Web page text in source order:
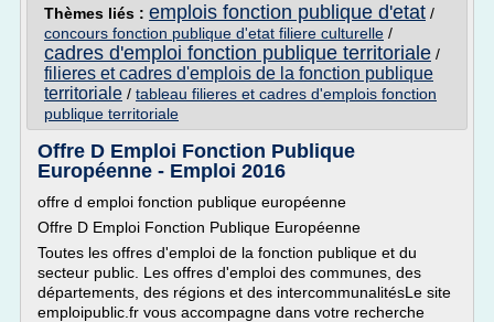
Thèmes liés : emplois fonction publique d'etat /
concours fonction publique d'etat filiere culturelle /
cadres d'emploi fonction publique territoriale /
filieres et cadres d'emplois de la fonction publique
territoriale / tableau filieres et cadres d'emplois fonction
publique territoriale
Offre D Emploi Fonction Publique
Européenne - Emploi 2016
offre d emploi fonction publique européenne
Offre D Emploi Fonction Publique Européenne
Toutes les offres d'emploi de la fonction publique et du
secteur public. Les offres d'emploi des communes, des
départements, des régions et des intercommunalitésLe site
emploipublic.fr vous accompagne dans votre recherche